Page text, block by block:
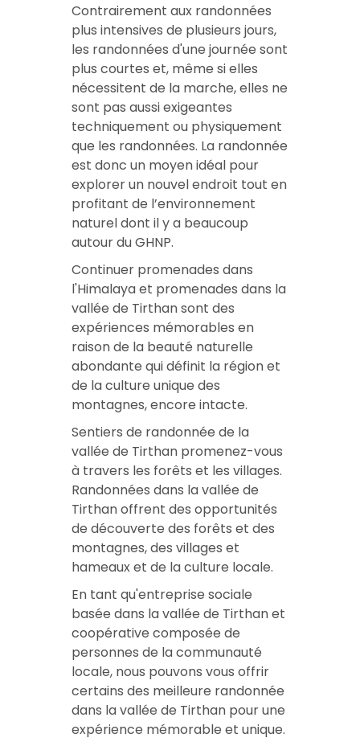
Contrairement aux randonnées
plus intensives de plusieurs jours,
les randonnées d'une journée sont
plus courtes et, même si elles
nécessitent de la marche, elles ne
sont pas aussi exigeantes
techniquement ou physiquement
que les randonnées. La randonnée
est donc un moyen idéal pour
explorer un nouvel endroit tout en
profitant de l’environnement
naturel dont il y a beaucoup
autour du GHNP.
Continuer promenades dans
l'Himalayaet promenades dans la
vallée de Tirthansont des
expériences mémorables en
raison de la beauté naturelle
abondante qui définit la région et
de la culture unique des
montagnes, encore intacte.
Sentiers de randonnée de la
vallée de Tirthan promenez-vous
à travers les forêts et les villages.
Randonnées dans la vallée de
Tirthanoffrent des opportunités
de découverte des forêts et des
montagnes, des villages et
hameaux et de la culture locale.
En tant qu'entreprise sociale
basée dans la vallée de Tirthan et
coopérative composée de
personnes de la communauté
locale, nous pouvons vous offrir
certains des meilleure randonnée
dans la vallée de Tirthan pour une
expérience mémorable et unique.